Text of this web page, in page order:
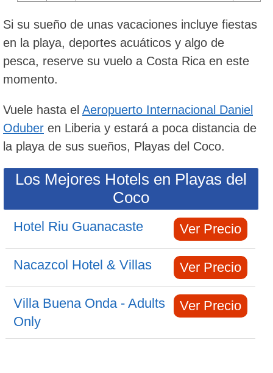
Si su sueño de unas vacaciones incluye fiestas
en la playa, deportes acuáticos y algo de
pesca, reserve su vuelo a Costa Rica en este
momento.
Vuele hasta el Aeropuerto Internacional Daniel
Oduber en Liberia y estará a poca distancia de
la playa de sus sueños, Playas del Coco.
Los Mejores Hotels en Playas del
Coco
Hotel Riu Guanacaste Ver Precio
Nacazcol Hotel & Villas Ver Precio
Villa Buena Onda - Adults
Only
Ver Precio